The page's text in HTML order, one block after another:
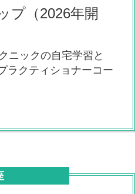
プ（2026年開
ニックの自宅学習と
ラクティショナーコー